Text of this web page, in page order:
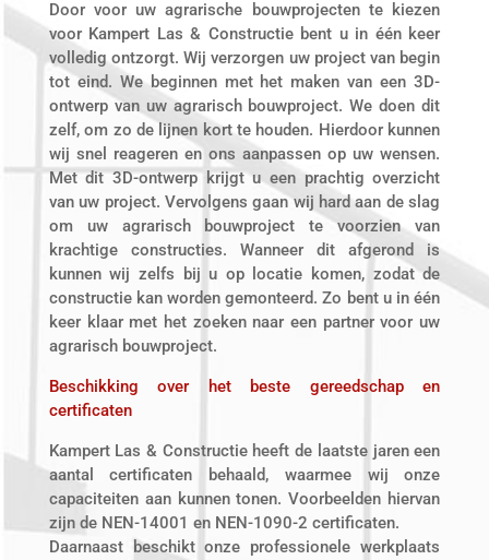
Door voor uw agrarische bouwprojecten te kiezen
voor Kampert Las & Constructie bent u in één keer
volledig ontzorgt. Wij verzorgen uw project van begin
tot eind. We beginnen met het maken van een 3D-
ontwerp van uw agrarisch bouwproject. We doen dit
zelf, om zo de lijnen kort te houden. Hierdoor kunnen
wij snel reageren en ons aanpassen op uw wensen.
Met dit 3D-ontwerp krijgt u een prachtig overzicht
van uw project. Vervolgens gaan wij hard aan de slag
om uw agrarisch bouwproject te voorzien van
krachtige constructies. Wanneer dit afgerond is
kunnen wij zelfs bij u op locatie komen, zodat de
constructie kan worden gemonteerd. Zo bent u in één
keer klaar met het zoeken naar een partner voor uw
agrarisch bouwproject.
Beschikking over het beste gereedschap en
certificaten
Kampert Las & Constructie heeft de laatste jaren een
aantal certificaten behaald, waarmee wij onze
capaciteiten aan kunnen tonen. Voorbeelden hiervan
zijn de NEN-14001 en NEN-1090-2 certificaten.
Daarnaast beschikt onze professionele werkplaats